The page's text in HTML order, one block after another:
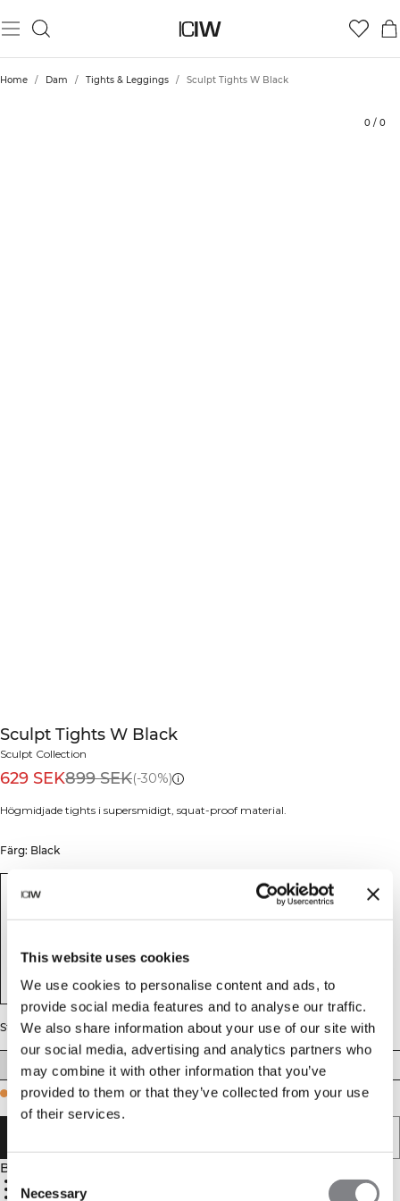
This website uses cookies
We use cookies to personalise content and ads, to
provide social media features and to analyse our traffic.
We also share information about your use of our site with
our social media, advertising and analytics partners who
may combine it with other information that you’ve
provided to them or that they’ve collected from your use
of their services.
Consent
Selection
Necessary
Home / Dam / Tights & Leggings / Sculpt Tights W Black
0 / 0
Sculpt Tights W Black
Sculpt Collection
629 SEK899 SEK(-30%)
Högmidjade tights i supersmidigt, squat-proof material.
Färg: Black
Storlek
M L
Few in stock
Beskrivning
Squat proof
Supermjukt premiumtyg